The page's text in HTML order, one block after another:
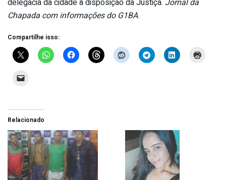
Chapada com informações do G1BA.
Compartilhe isso:
Relacionado